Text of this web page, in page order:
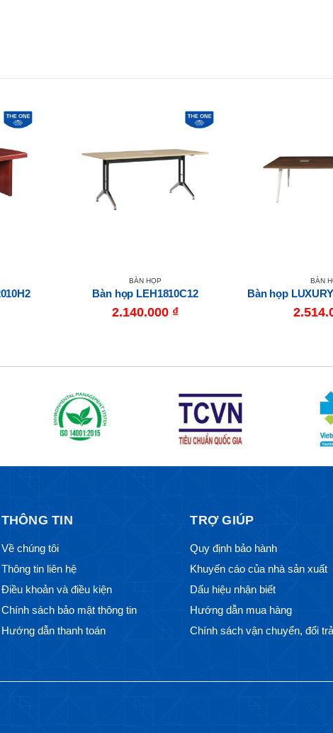
BÀN HỌP
Bàn họp LEH1810C12
2.140.000 ₫
BÀN
Bàn họp
THÔNG TIN
Về chúng tôi
Thông tin liên hệ
Điều khoản và điều kiện
Chính sách bảo mật thông tin
Hướng dẫn thanh toán
TRỢ GIÚP
Quy định bảo hành
Khuyến cáo của nhà sản xuất
Dấu hiệu nhận biết
Hướng dẫn mua hàng
Chính sách vận chuyển, đổi